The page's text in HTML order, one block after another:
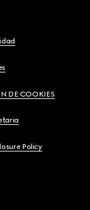
DE COOKIES
Policy